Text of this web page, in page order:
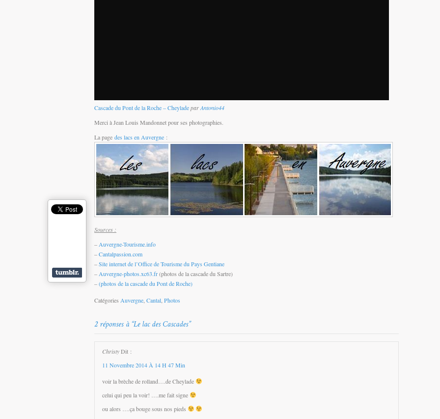
Cascade du Pont de la Roche – CheyladeparAntonio44
Merci à Jean Louis Mandonnet pour ses photographies.
La page des lacs en Auvergne :
Sources :
– Auvergne-Tourisme.info
–Cantalpassion.com
–Site internet de l’Office de Tourisme du Pays Gentiane
– Auvergne-photos.xc63.fr(photos de la cascade du Sartre)
–(photos de la cascade du Pont de Roche)
Catégories Auvergne Cantal Photos
ChristyDit :
11 Novembre 2014 À 14 H 47 Min
voir la brèche de rolland….de Cheylade
celui qui peu la voir! ….me fait signe
ou alors ….ça bouge sous nos pieds